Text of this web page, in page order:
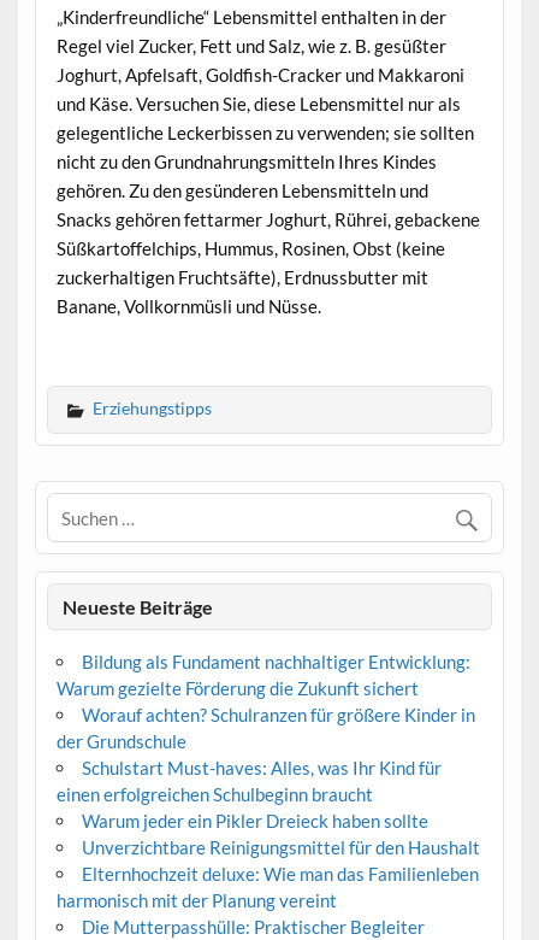
„Kinderfreundliche“ Lebensmittel enthalten in der
Regel viel Zucker, Fett und Salz, wie z. B. gesüßter
Joghurt, Apfelsaft, Goldfish-Cracker und Makkaroni
und Käse. Versuchen Sie, diese Lebensmittel nur als
gelegentliche Leckerbissen zu verwenden; sie sollten
nicht zu den Grundnahrungsmitteln Ihres Kindes
gehören. Zu den gesünderen Lebensmitteln und
Snacks gehören fettarmer Joghurt, Rührei, gebackene
Süßkartoffelchips, Hummus, Rosinen, Obst (keine
zuckerhaltigen Fruchtsäfte), Erdnussbutter mit
Banane, Vollkornmüsli und Nüsse.
Erziehungstipps
Neueste Beiträge
Bildung als Fundament nachhaltiger Entwicklung:
Warum gezielte Förderung die Zukunft sichert
Worauf achten? Schulranzen für größere Kinder in
der Grundschule
Schulstart Must-haves: Alles, was Ihr Kind für
einen erfolgreichen Schulbeginn braucht
Warum jeder ein Pikler Dreieck haben sollte
Unverzichtbare Reinigungsmittel für den Haushalt
Elternhochzeit deluxe: Wie man das Familienleben
harmonisch mit der Planung vereint
Die Mutterpasshülle: Praktischer Begleiter